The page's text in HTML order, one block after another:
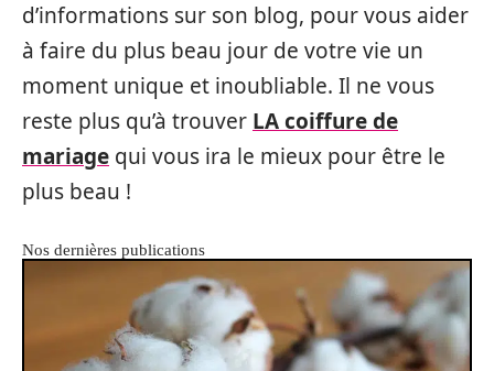
d’informations sur son blog, pour vous aider
à faire du plus beau jour de votre vie un
moment unique et inoubliable. Il ne vous
reste plus qu’à trouver LA coiffure de
mariage qui vous ira le mieux pour être le
plus beau !
Nos dernières publications